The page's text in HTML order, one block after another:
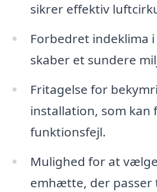
sikrer effektiv
Forbedret indeklima
skaber et sundere
Fritagelse for
installation, som kan
funktionsfejl.
Mulighed for at
emhætte, der passer